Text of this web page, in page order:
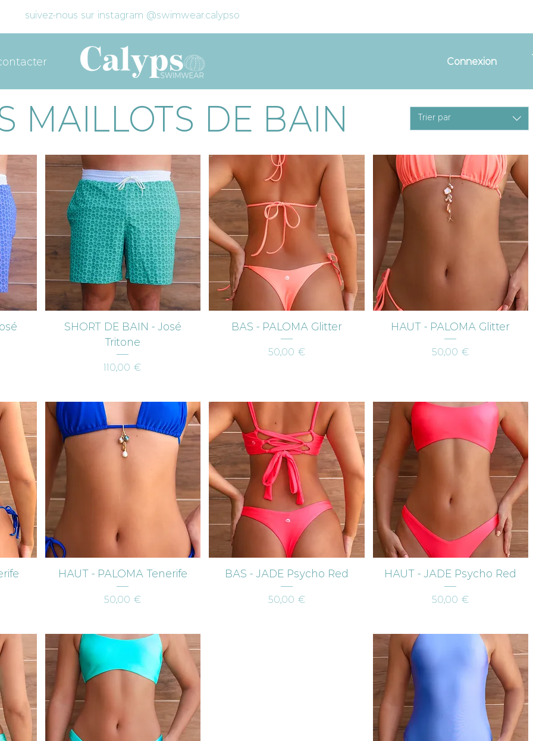
suivez-nous sur instagram @swimwear.calypso
Trier par
Aperçu rapide
SHORT DE BAIN - José
Tritone
Prix
110,00 €
Aperçu rapide
BAS - PALOMA Glitter
Prix
50,00 €
Aperçu rapide
HAUT - PALOMA Glitter
Prix
50,00 €
Aperçu rapide
HAUT - PALOMA Tenerife
Prix
50,00 €
Aperçu rapide
BAS - JADE Psycho Red
Prix
50,00 €
Aperçu rapide
HAUT - JADE Psycho Red
Prix
50,00 €
MAILLOTS DE BAIN
Connexion